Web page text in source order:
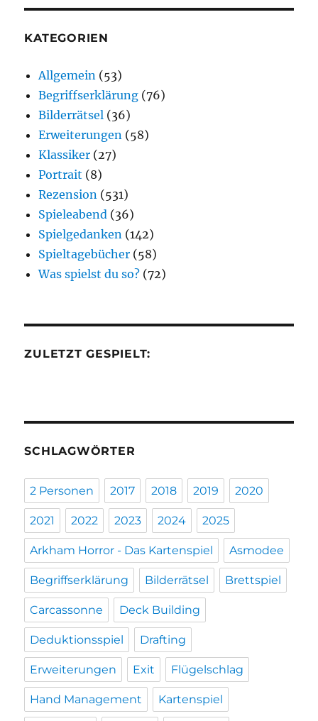
KATEGORIEN
Allgemein (53)
Begriffserklärung (76)
Bilderrätsel (36)
Erweiterungen (58)
Klassiker (27)
Portrait (8)
Rezension (531)
Spieleabend (36)
Spielgedanken (142)
Spieltagebücher (58)
Was spielst du so? (72)
ZULETZT GESPIELT:
SCHLAGWÖRTER
2 Personen 2017 2018 2019 2020
2021 2022 2023 2024 2025
Arkham Horror - Das Kartenspiel Asmodee
Begriffserklärung Bilderrätsel Brettspiel
Carcassonne Deck Building
Deduktionsspiel Drafting
Erweiterungen Exit Flügelschlag
Hand Management Kartenspiel